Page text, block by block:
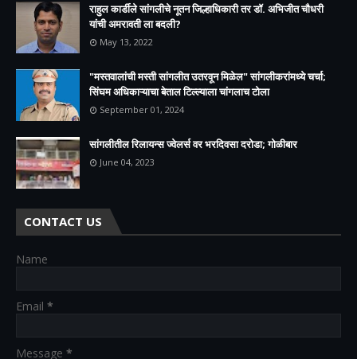
राहुल कार्डीले सांगलीचे नूतन जिल्हाधिकारी तर डॉ. अभिजीत चौधरी
यांची अमरावती ला बदली?
May 13, 2022
"मस्तवालांची मस्ती सांगलीत उतरवून मिळेल" सांगलीकरांमध्ये चर्चा;
सिंघम अधिकाऱ्याचा बेताल टिल्ल्याला चांगलाच टोला
September 01, 2024
सांगलीतील रिलायन्स ज्वेलर्स वर भरदिवसा दरोडा; गोळीबार
June 04, 2023
CONTACT US
Name
Email *
Message *